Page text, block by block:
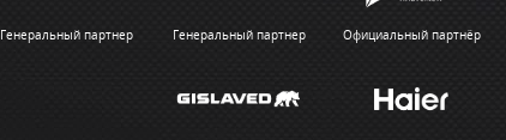
Генеральный партнер Генеральный партнер Официальный партнёр